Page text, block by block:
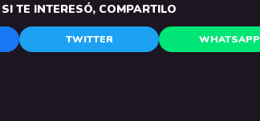
SI TE INTERESÓ, COMPARTILO
TWITTER WHATSAPP